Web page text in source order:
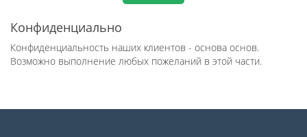
Конфиденциально
Конфиденциальность наших клиентов - основа основ.
Возможно выполнение любых пожеланий в этой части.